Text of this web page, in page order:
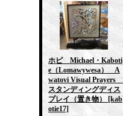
ホピ Michael・Kaboti
e（Lomawywesa） A
watovi Visual Prayers
スタンディングディス
プレイ（置き物）
[kab
otie17]